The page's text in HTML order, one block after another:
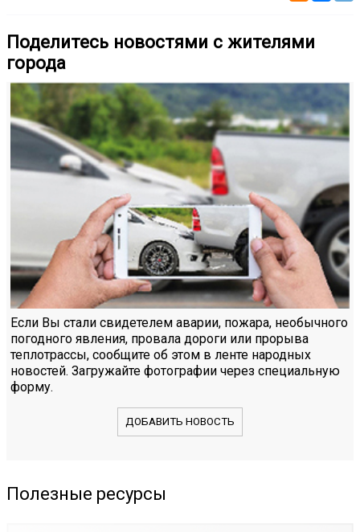
Поделитесь новостями с жителями
города
Если Вы стали свидетелем аварии, пожара, необычного
погодного явления, провала дороги или прорыва
теплотрассы, сообщите об этом в ленте народных
новостей. Загружайте фотографии через специальную
форму.
ДОБАВИТЬ НОВОСТЬ
Полезные ресурсы